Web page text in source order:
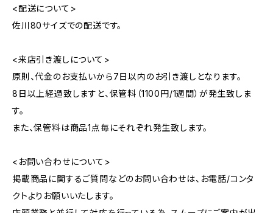
<配送について>
佐川80サイズでの配送です。
<来店引き渡しについて>
原則、代金のお支払いから7日以内のお引き渡しとなります。
8日以上経過致しますと、保管料（1100円/1週間）が発生致しま
す。
また、保管料は商品1点毎にそれぞれ発生致します。
<お問い合わせについて>
掲載商品に関するご質問などのお問い合わせは、お電話/コンタ
クトよりお願いいたします。